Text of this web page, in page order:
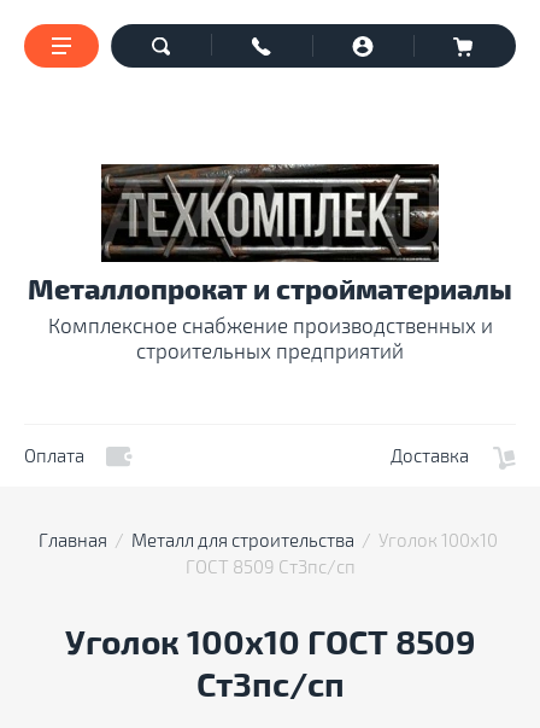
Оплата Доставка
Металлопрокат и стройматериалы
Комплексное снабжение производственных и
строительных предприятий
Главная
  /
Металл для строительства
  /  Уголок 100х10
ГОСТ 8509 Ст3пс/сп
Уголок 100х10 ГОСТ 8509
Ст3пс/сп